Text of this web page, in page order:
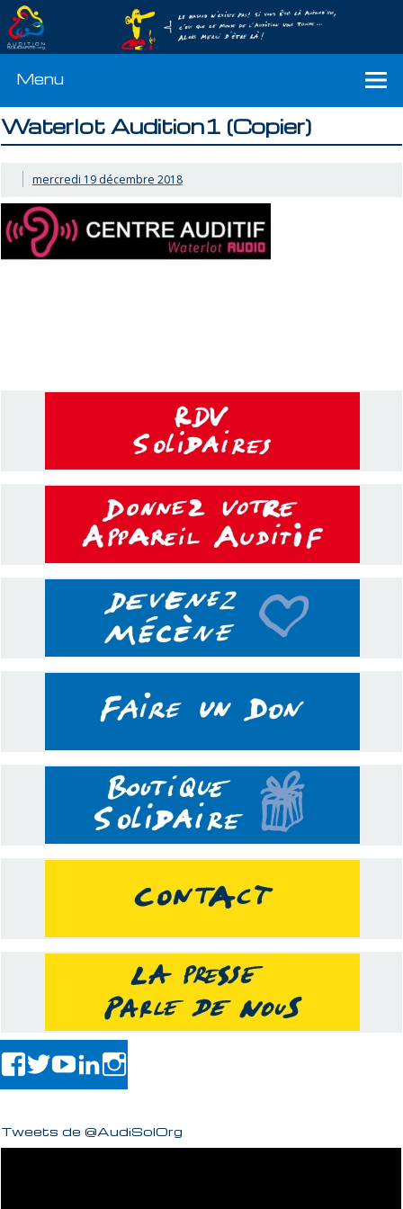
Menu
Waterlot Audition1 (Copier)
mercredi 19 décembre 2018
Tweets de @AudiSolOrg